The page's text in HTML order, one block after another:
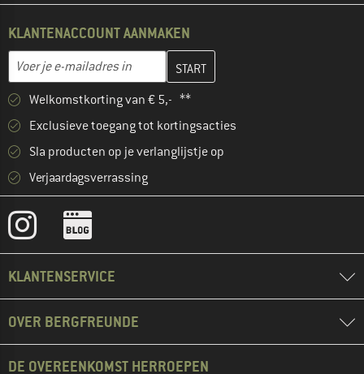
KLANTENACCOUNT AANMAKEN
E-mailadres
Vul je e-mailadres hier in en maak in de volgende stap je
Welkomstkorting van € 5,- **
Exclusieve toegang tot kortingsacties
Sla producten op je verlanglijstje op
Verjaardagsverrassing
KLANTENSERVICE
OVER BERGFREUNDE
DE OVEREENKOMST HERROEPEN